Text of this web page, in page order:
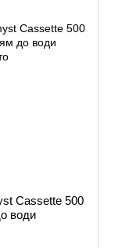
Cassette 500
води